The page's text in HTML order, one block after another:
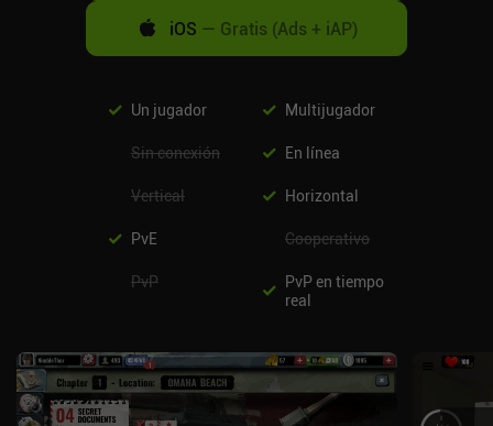
iOS — Gratis (Ads + iAP)
Un jugador Multijugador
Sin conexión En línea
Vertical Horizontal
PvE Cooperativo
PvP
PvP en tiempo
real